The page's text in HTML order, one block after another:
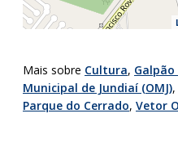
Mais sobre Cultura,
Municipal de Jundiaí (OMJ),
Parque do Cerrado, Vetor